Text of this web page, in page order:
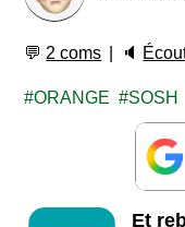
💬 2 coms 🔈
ORANGE SOSH
Et